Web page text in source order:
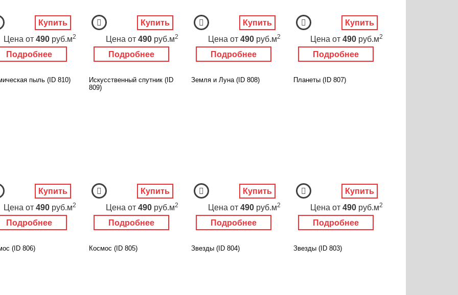
Подробнее
Цена от 490 руб.м2
Купить
Подробнее
Цена от 490 руб.м2
Купить
Подробнее
Цена от 490 руб.м2
Купить
Подробнее
Цена от 490 руб.м2
Купить
пыль (ID 810)
Подробнее
Цена от 490 руб.м2
Купить
Искусственный спутник (ID
809)
Подробнее
Цена от 490 руб.м2
Купить
Земля и Луна (ID 808)
Подробнее
Цена от 490 руб.м2
Купить
Планеты (ID 807)
Подробнее
Цена от 490 руб.м2
Купить
(ID 806) Космос (ID 805) Звезды (ID 804) Звезды (ID 803)